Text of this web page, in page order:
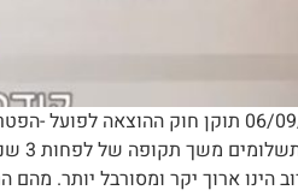
ביום 06/09/2015 תוקן חוק
הינו ארוך יקר ומסורבל יותר.